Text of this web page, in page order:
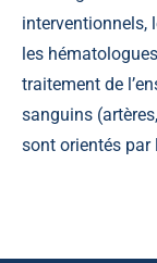
interventionnels,
les
traitement de
sanguins
sont orientés par